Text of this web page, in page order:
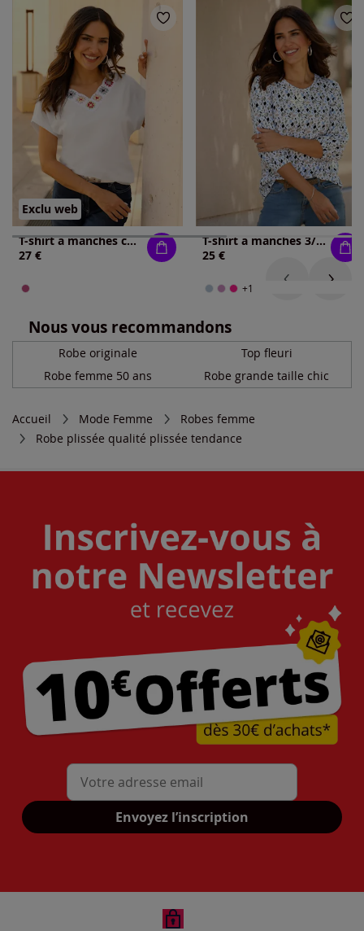
Exclu web
T-shirt à manches courtes pur coton
27 €
T-shirt à manches 3/4 encolure ronde passepoilée
25 €
+1
Nous vous recommandons
Robe originale
Top fleuri
Robe femme 50 ans
Robe grande taille chic
Accueil Mode Femme
Robes femme
Robe plissée qualité plissée tendance
Mon adresse mail
Envoyez l’inscription